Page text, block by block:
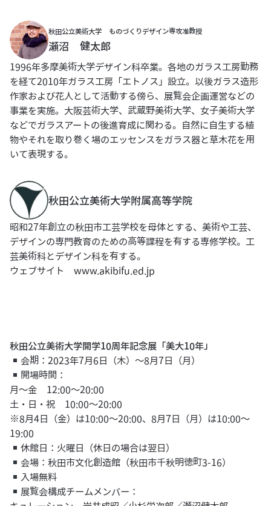
秋田公立美術大学 ものづくりデザイン専攻准教授
瀬沼 健太郎
1996年多摩美術大学デザイン科卒業。各地のガラス工房勤務
を経て2010年ガラス工房「エトノス」設立。以後ガラス造形
作家および花人として活動する傍ら、展覧会企画運営などの
事業を実施。大阪芸術大学、武蔵野美術大学、女子美術大学
などでガラスアートの後進育成に関わる。自然に自生する植
物やそれを取り巻く場のエッセンスをガラス器と草木花を用
いて表現する。
秋田公立美術大学附属高等学院
昭和27年創立の秋田市工芸学校を母体とする、美術や工芸、
デザインの専門教育のための高等課程を有する専修学校。工
芸美術科とデザイン科を有する。
ウェブサイト www.akibifu.ed.jp
秋田公立美術大学開学10周年記念展「美大10年」
会期：2023年7月6日（木）～8月7日（月）
開場時間：
月～金 12:00～20:00
土・日・祝 10:00～20:00
※8月4日（金）は10:00～20:00、8月7日（月）は10:00～
19:00
休館日：火曜日（休日の場合は翌日）
会場：秋田市文化創造館（秋田市千秋明徳町3-16）
入場無料
展覧会構成チームメンバー：